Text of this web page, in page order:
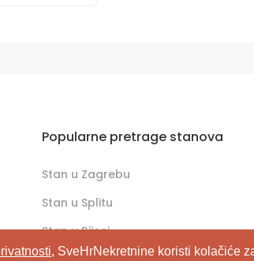
, SveHrNekretnine koristi kolačiće
Popularne pretrage stanova
Stan u Zagrebu
Stan u Splitu
Stan u Rijeci